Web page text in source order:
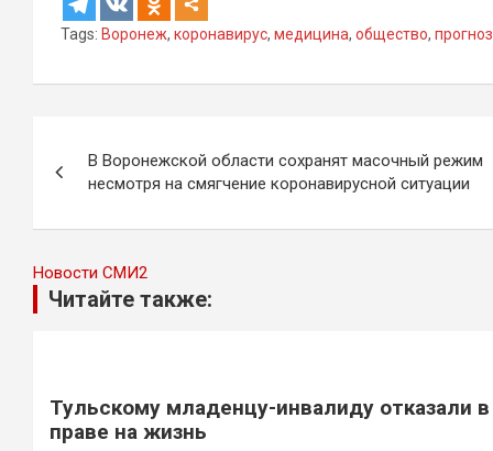
Tags: Воронеж, коронавирус, медицина, общество, прогноз
по
записям
В Воронежской области сохранят масочный режим
несмотря на смягчение коронавирусной ситуации
Новости СМИ2
Читайте также:
Тульскому младенцу-инвалиду отказали в
праве на жизнь